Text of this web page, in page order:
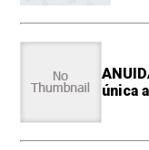
única